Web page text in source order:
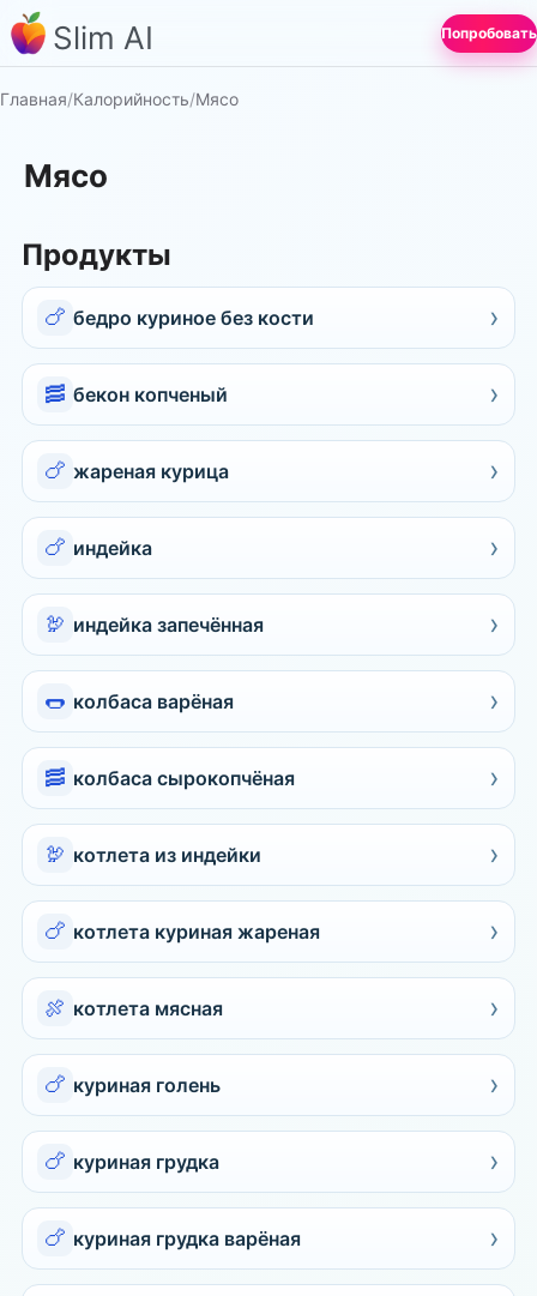
Slim AI Попробовать
Главная/Калорийность/Мясо
Мясо
Продукты
🍗 бедро куриное без кости ›
🥓 бекон копченый ›
🍗 жареная курица ›
🍗 индейка ›
🦃 индейка запечённая ›
🌭 колбаса варёная ›
🥓 колбаса сырокопчёная ›
🦃 котлета из индейки ›
🍗 котлета куриная жареная ›
🍖 котлета мясная ›
🍗 куриная голень ›
🍗 куриная грудка ›
🍗 куриная грудка варёная ›